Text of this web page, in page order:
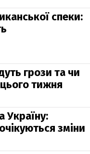
спеки:
грози та чи
тижня
Україну:
зміни